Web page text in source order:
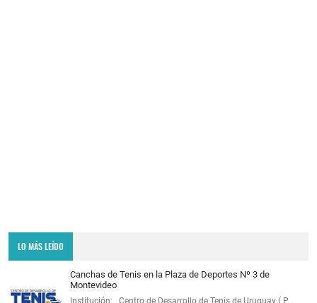
LO MÁS LEÍDO
Canchas de Tenis en la Plaza de Deportes Nº 3 de
Montevideo
Institución: Centro de Desarrollo de Tenis de Uruguay ( P…